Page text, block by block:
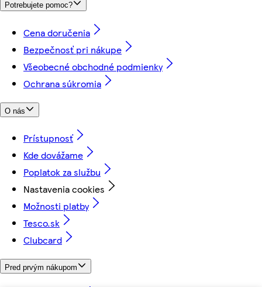
Potrebujete pomoc?
Cena doručenia
Bezpečnosť pri nákupe
Všeobecné obchodné podmienky
Ochrana súkromia
O nás
Prístupnosť
Kde dovážame
Poplatok za službu
Nastavenia cookies
Možnosti platby
Tesco.sk
Clubcard
Pred prvým nákupom